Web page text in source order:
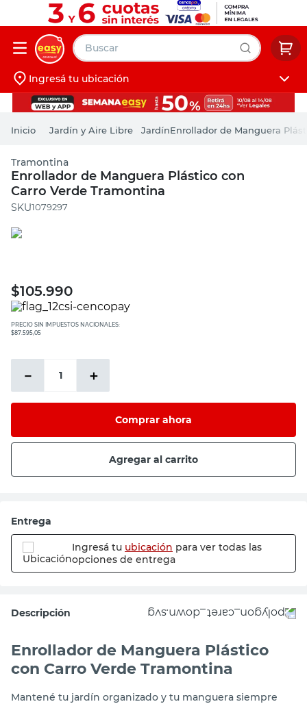
Buscar
Iniciá sesión
Ingresá tu ubicación
Jardín y Aire Libre JardínEnrollador de Manguera
Tramontina
Enrollador de Manguera Plástico con
Carro Verde Tramontina
:1079297
$105.990
PRECIO SIN IMPUESTOS NACIONALES:
$87.595,05
＋
－
Comprar ahora
Agregar al carrito
Entrega
Ingresá tu ubicación para ver todas las
opciones de entrega
Descripción
Enrollador de Manguera Plástico
con Carro Verde Tramontina
Mantené tu jardín organizado y tu manguera siempre
muebles
pintura
escritorio
puertas
placard